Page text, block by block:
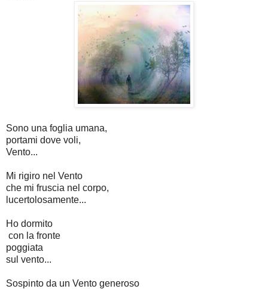
Sono una foglia umana,
portami dove voli,
Vento...
Mi rigiro nel Vento
che mi fruscia nel corpo,
lucertolosamente...
Ho dormito
con la fronte
poggiata
sul vento...
Sospinto da un Vento generoso